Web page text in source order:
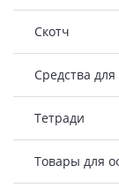
Скотч
Средства
Тетради
Товары для